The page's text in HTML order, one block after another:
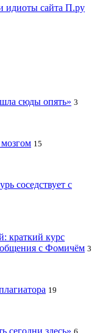
идиоты сайта П.ру
сюды опять» 3
15
соседствует с
краткий курс
с Фомичём 3
19
сегодни здесь»